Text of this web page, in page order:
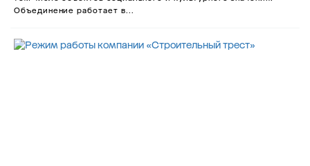
Объединение работает в...